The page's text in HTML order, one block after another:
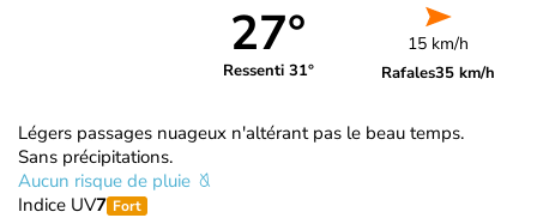
27°
Ressenti 31°
15 km/h
Rafales35 km/h
Légers passages nuageux n'altérant pas le beau temps.
Sans précipitations.
Aucun risque de pluie
Indice UV7 Fort